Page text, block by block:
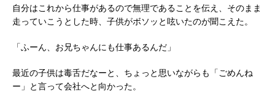
自分はこれから仕事があるので無理であることを伝え、そのまま
走っていこうとした時、子供がボソッと呟いたのが聞こえた。
「ふーん、お兄ちゃんにも仕事あるんだ」
最近の子供は毒舌だなーと、ちょっと思いながらも「ごめんね
ー」と言って会社へと向かった。